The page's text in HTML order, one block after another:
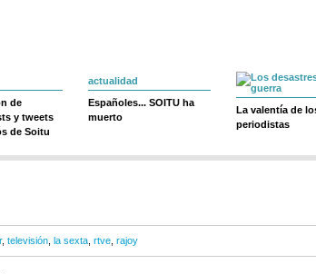
de
y tweets
de Soitu
actualidad
Españoles... SOITU ha
muerto
La valentía de
periodistas
, televisión la sexta rtve rajoy